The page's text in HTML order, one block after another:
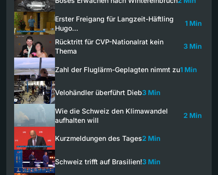
Erster Freigang für Langzeit-Häftling
Hugo…
1 Min
Rücktritt für CVP-Nationalrat kein
Thema
3 Min
Zahl der Fluglärm-Geplagten nimmt zu1 Min
Velohändler überführt Dieb3 Min
Wie die Schweiz den Klimawandel
aufhalten will
2 Min
Kurzmeldungen des Tages2 Min
Schweiz trifft auf Brasilien!3 Min